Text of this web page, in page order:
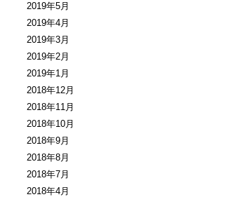
2019年5月
2019年4月
2019年3月
2019年2月
2019年1月
2018年12月
2018年11月
2018年10月
2018年9月
2018年8月
2018年7月
2018年4月